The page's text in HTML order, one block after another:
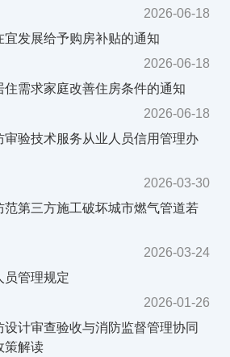
2026-06-18
宜发展给予购房补贴的通知
2026-06-18
住需求家庭改善住房条件的通知
2026-06-18
审验技术服务从业人员信用管理办
2026-03-30
范第三方施工破坏城市燃气管道若
2026-03-24
员管理规定
2026-01-26
设计审查验收与消防监督管理协同
策解读